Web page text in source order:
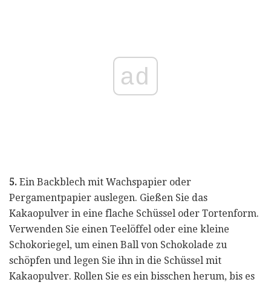
ad
5. Ein Backblech mit Wachspapier oder
Pergamentpapier auslegen. Gießen Sie das
Kakaopulver in eine flache Schüssel oder Tortenform.
Verwenden Sie einen Teelöffel oder eine kleine
Schokoriegel, um einen Ball von Schokolade zu
schöpfen und legen Sie ihn in die Schüssel mit
Kakaopulver. Rollen Sie es ein bisschen herum, bis es